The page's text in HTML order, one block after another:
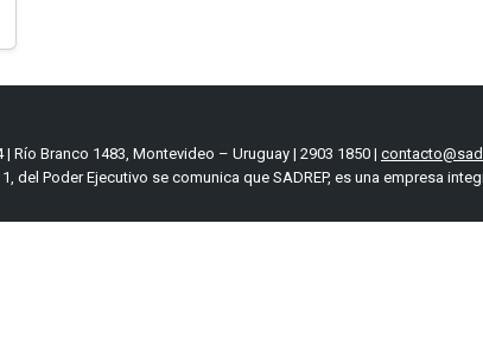
| Río Branco 1483, Montevideo – Uruguay | 2903 1850 |
del Poder Ejecutivo se comunica que SADREP, es una empresa